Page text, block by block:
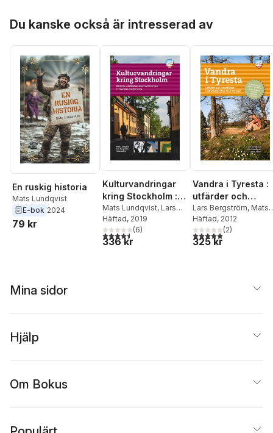
Du kanske också är intresserad av
En ruskig historia
Mats Lundqvist
E-bok 2024
79 kr
Kulturvandringar
kring Stockholm :
Historia, arkitektur,
konst och kuriosa
Mats Lundqvist, Lars
Bergström
Häftad, 2019
4,5utav 5 stjärnor. Totalt antal röster:
(6)
336 kr
Vandra i Tyresta :
utfärder och
sevärdheter i
nationalparken
med omnejd
Lars Bergström, Mats
Lundqvist,Jonas
Häftad, 2012
5,0utav 5 stjärnor.
(2)
325 kr
Mina sidor
Hjälp
Om Bokus